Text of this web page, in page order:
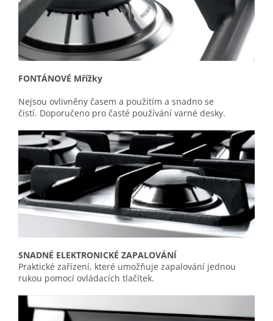
FONTÁNOVÉ Mřížky
Nejsou ovlivněny časem a použitím a snadno se
čistí. Doporučeno pro časté používání varné desky.
SNADNÉ ELEKTRONICKÉ ZAPALOVÁNÍ
Praktické zařízení, které umožňuje zapalování jednou
rukou pomocí ovládacích tlačítek.